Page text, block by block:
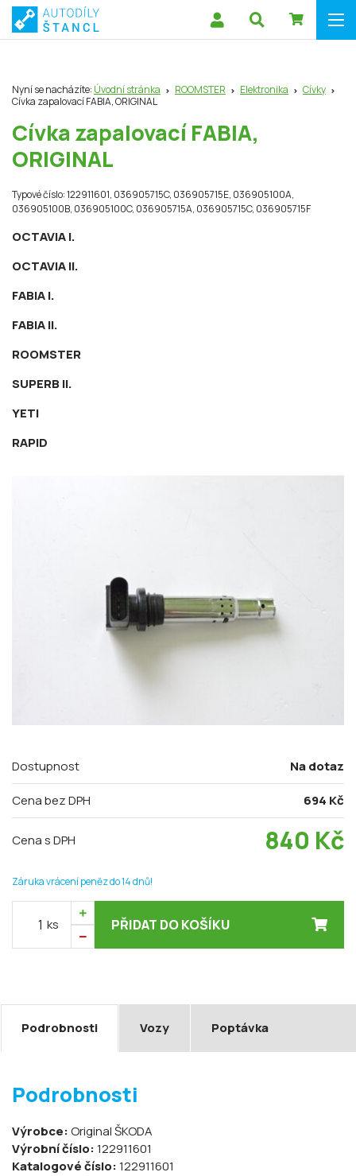
Nyní se nacházíte: Úvodní stránka ROOMSTER Elektronika
Cívky
Cívka zapalovací FABIA, ORIGINAL
Cívka zapalovací FABIA,
ORIGINAL
Typové číslo: 122911601, 036905715C, 036905715E, 036905100A,
036905100B, 036905100C, 036905715A, 036905715C, 036905715F
OCTAVIA I.
OCTAVIA II.
FABIA I.
FABIA II.
ROOMSTER
SUPERB II.
YETI
RAPID
Dostupnost Na dotaz
Cena bez DPH 694 Kč
Cena s DPH 840 Kč
Záruka vrácení peněz do 14 dnů!
ks PŘIDAT DO KOŠÍKU
Podrobnosti Vozy Poptávka
Podrobnosti
Výrobce:Original ŠKODA
Výrobní číslo:122911601
Katalogové číslo:122911601